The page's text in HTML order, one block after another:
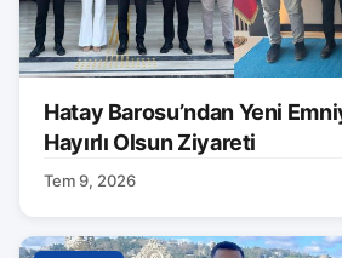
Hatay Barosu’ndan Yeni
Hayırlı Olsun Ziyareti
Tem 9, 2026